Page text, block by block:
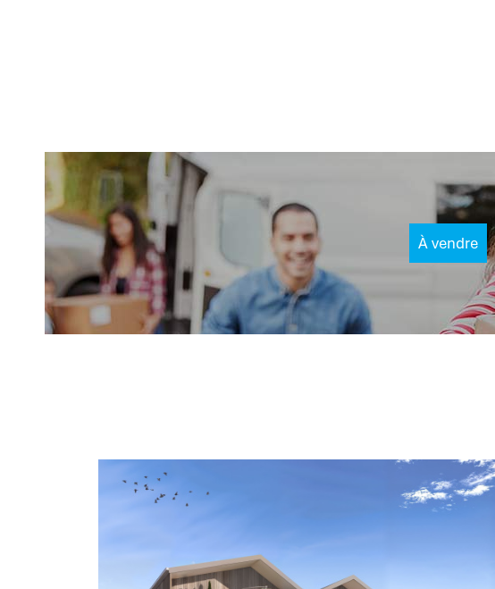
À vendre